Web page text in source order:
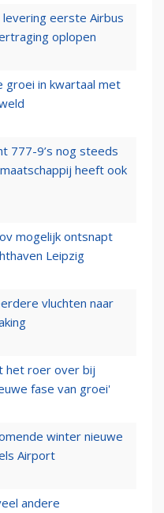
levering eerste Airbus
oplopen
groei in kwartaal met
777-9’s nog steeds
heeft ook
mogelijk ontsnapt
Leipzig
vluchten naar
het roer over bij
fase van groei'
winter nieuwe
Airport
andere